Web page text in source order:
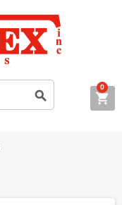
 
0